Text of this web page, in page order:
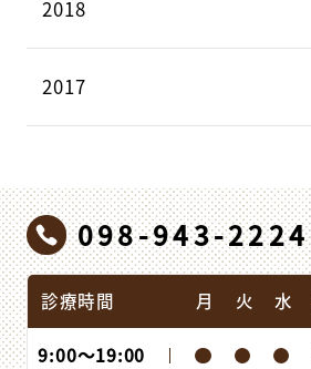
2018
2017
098-943-2224
診療時間 月 火 水
9:00〜19:00